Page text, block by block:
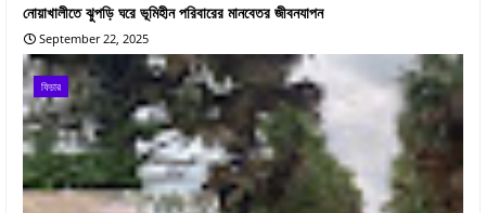
নোয়াখালীতে ঝুপড়ি ঘরে ভূমিহীন পরিবারের মানবেতর জীবনযাপন
September 22, 2025
ফিচার